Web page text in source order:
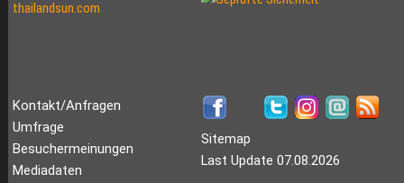
Kontakt/Anfragen
Umfrage
Besuchermeinungen
Mediadaten
Sitemap
Last Update 07.08.2026